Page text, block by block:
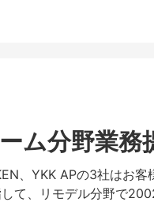
ム分野業務
、YKK APの3社はお客
て、リモデル分野で